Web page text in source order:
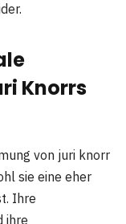
Knorrs
von juri knorr
sie eine eher
Ihre
ihre